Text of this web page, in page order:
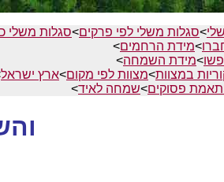
>סגלות משלי לפי פרקים>סגלות משלי
>מידת הרחמים>
>מידת השמחה>
במצוות>מצוות לפי מקום>ארץ ישראל
פסוקים>שמחה לאיד>